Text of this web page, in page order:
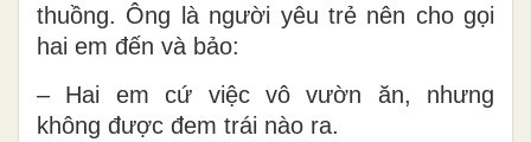
thuồng. Ông là người yêu trẻ nên cho gọi
hai em đến và bảo:
– Hai em cứ việc vô vườn ăn, nhưng
không được đem trái nào ra.